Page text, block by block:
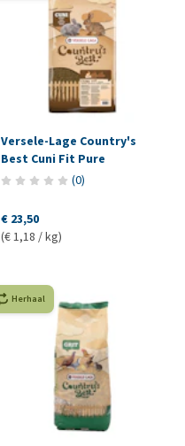
Versele-Lage Country's
Best Cuni Fit Pure
(0)
€ 23,50
(€ 1,18 / kg)
Herhaal